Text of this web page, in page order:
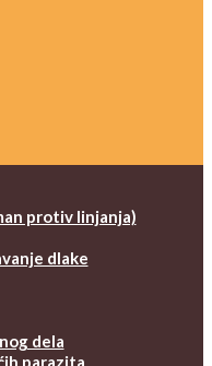
protiv linjanja)
dlake
dela
parazita